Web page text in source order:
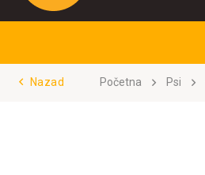
Nazad Početna Psi